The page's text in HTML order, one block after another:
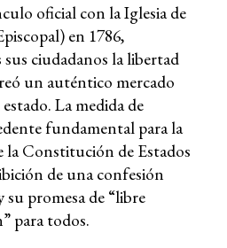
oficial con la Iglesia de
en 1786,
ciudadanos la libertad
un auténtico mercado
La medida de
fundamental para la
la Constitución de Estados
de una confesión
su promesa de “libre
para todos.